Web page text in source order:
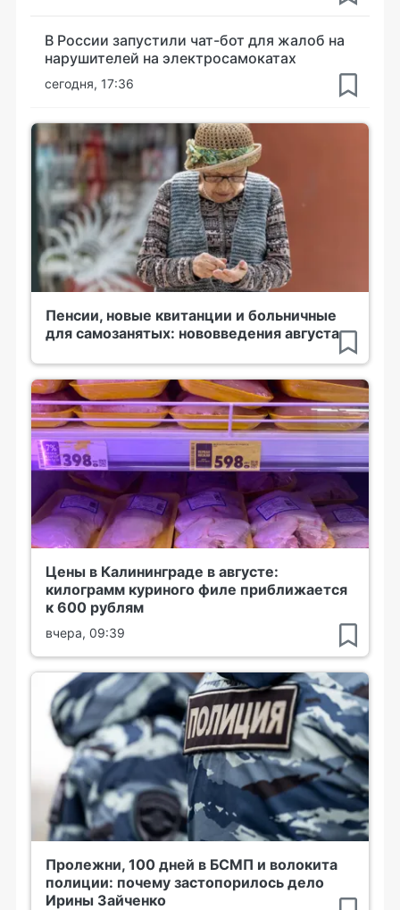
В России запустили чат-бот для жалоб на
нарушителей на электросамокатах
сегодня, 17:36
Пенсии, новые квитанции и больничные
для самозанятых: нововведения августа
Цены в Калининграде в августе:
килограмм куриного филе приближается
к 600 рублям
вчера, 09:39
Пролежни, 100 дней в БСМП и волокита
полиции: почему застопорилось дело
Ирины Зайченко